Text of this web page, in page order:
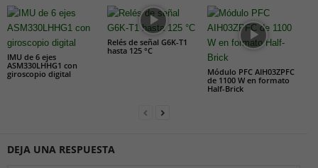
IMU de 6 ejes
ASM330LHHG1 con
giroscopio digital
Relés de señal G6K-T1
hasta 125 °C
Módulo PFC AIH03ZPFC
de 1100 W en formato
Half-Brick
DEJA UNA RESPUESTA